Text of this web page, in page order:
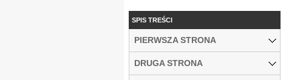
SPIS TREŚCI
PIERWSZA STRONA
DRUGA STRONA